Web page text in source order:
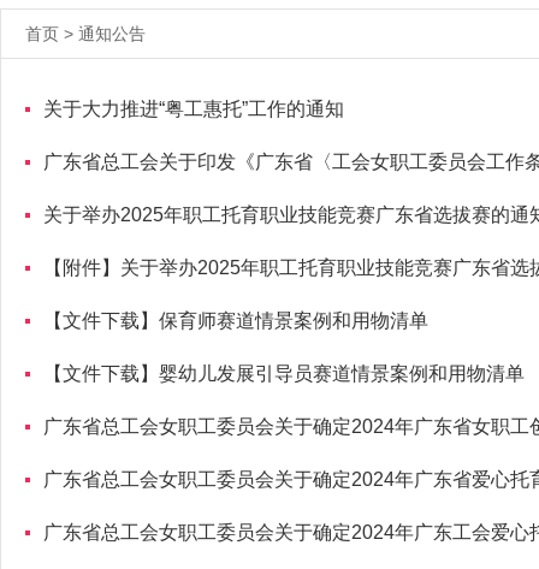
首页 > 通知公告
关于大力推进“粤工惠托”工作的通知
广东省总工会关于印发《广东省〈工会女职工委员会工作
关于举办2025年职工托育职业技能竞赛广东省选拔赛的通
【附件】关于举办2025年职工托育职业技能竞赛广东省选
【文件下载】保育师赛道情景案例和用物清单
【文件下载】婴幼儿发展引导员赛道情景案例和用物清单
广东省总工会女职工委员会关于确定2024年广东省女职工
广东省总工会女职工委员会关于确定2024年广东省爱心托
广东省总工会女职工委员会关于确定2024年广东工会爱心